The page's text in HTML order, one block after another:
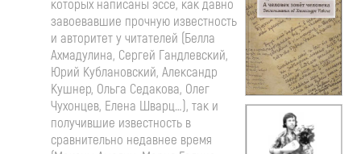
которых написаны эссе, как давно
завоевавшие прочную известность
и авторитет у читателей (Белла
Ахмадулина, Сергей Гандлевский,
Юрий Кублановский, Александр
Кушнер, Ольга Седакова, Олег
Чухонцев, Елена Шварц…), так и
получившие известность в
сравнительно недавнее время